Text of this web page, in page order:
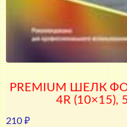
PREMIUM ШЕЛК
4R (10×15),
210 ₽